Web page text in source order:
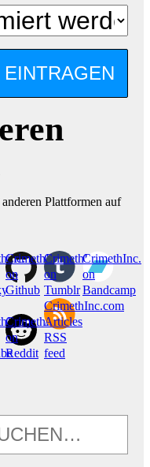
EINTRAGEN
Plattformen auf
CrimethInc.
on
Github
CrimethInc.
on
Tumblr
CrimethInc.
on
Bandcamp
CrimethInc.
on
Reddit
CrimethInc.com
Articles
RSS
feed